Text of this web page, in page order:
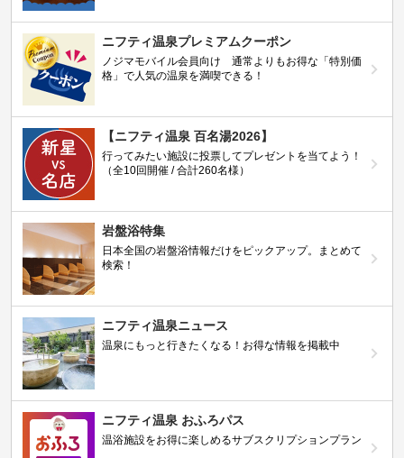
ニフティ温泉プレミアムクーポン
ノジマモバイル会員向け 通常よりもお得な「特別価
格」で人気の温泉を満喫できる！
【ニフティ温泉 百名湯2026】
行ってみたい施設に投票してプレゼントを当てよう！
（全10回開催 / 合計260名様）
岩盤浴特集
日本全国の岩盤浴情報だけをピックアップ。まとめて
検索！
ニフティ温泉ニュース
温泉にもっと行きたくなる！お得な情報を掲載中
ニフティ温泉 おふろパス
温浴施設をお得に楽しめるサブスクリプションプラン